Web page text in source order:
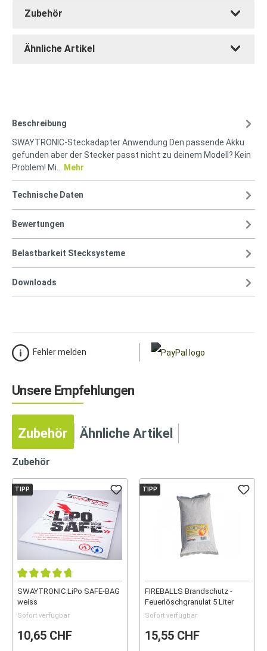
Zubehör
Ähnliche Artikel
Beschreibung
SWAYTRONIC-Steckadapter Anwendung Den passende Akku
gefunden aber der Stecker passt nicht zu deinem Modell? Kein
Problem! Mi…
Mehr
Technische Daten
Bewertungen
Belastbarkeit Stecksysteme
Downloads
Fehler melden
Unsere Empfehlungen
Zubehör Ähnliche Artikel
Zubehör
TIPP
SWAYTRONIC LiPo SAFE-BAG
weiss
Sofort verfügbar
10,65 CHF
TIPP
FIREBALLS Brandschutz -
Feuerlöschgranulat 5 Liter
Sofort verfügbar
15,55 CHF